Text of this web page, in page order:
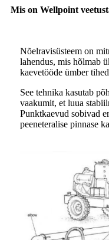
Mis on Wellpoint
Nõelravisüsteem on
lahendus, mis hõlmab
kaevetööde ümber
See tehnika kasutab
vaakumit, et luua
Punktkaevud sobivad
peeneteralise pinnase